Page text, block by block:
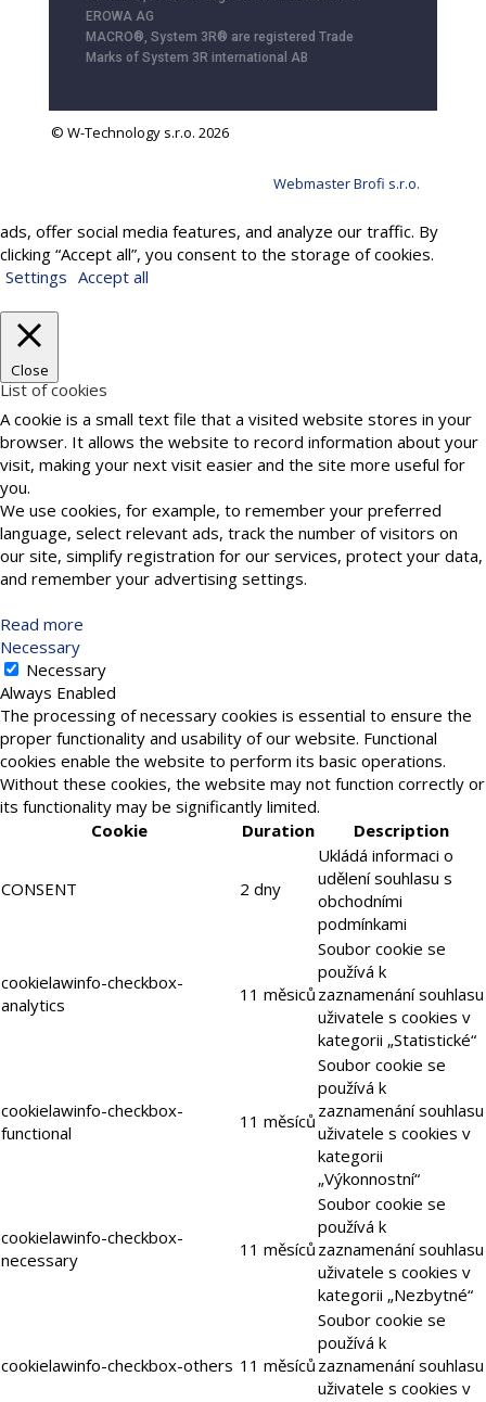
EROWA AG
MACRO®, System 3R® are registered Trade
Marks of System 3R international AB
© W-Technology s.r.o. 2026
Webmaster Brofi s.r.o.
ads, offer social media features, and analyze our traffic. By
clicking “Accept all”, you consent to the storage of cookies.
Settings Accept all
Close
List of cookies
A cookie is a small text file that a visited website stores in your
browser. It allows the website to record information about your
visit, making your next visit easier and the site more useful for
you.
We use cookies, for example, to remember your preferred
language, select relevant ads, track the number of visitors on
our site, simplify registration for our services, protect your data,
and remember your advertising settings.
Read more
Necessary
Necessary
Always Enabled
The processing of necessary cookies is essential to ensure the
proper functionality and usability of our website. Functional
cookies enable the website to perform its basic operations.
Without these cookies, the website may not function correctly or
its functionality may be significantly limited.
Cookie
Duration Description
CONSENT 2 dny
Ukládá informaci o
udělení souhlasu s
obchodními
podmínkami
cookielawinfo-checkbox-
analytics
11 měsiců
Soubor cookie se
používá k
zaznamenání souhlasu
uživatele s cookies v
kategorii „Statistické“
cookielawinfo-checkbox-
functional
11 měsíců
Soubor cookie se
používá k
zaznamenání souhlasu
uživatele s cookies v
kategorii
„Výkonnostní“
cookielawinfo-checkbox-
necessary
11 měsíců
Soubor cookie se
používá k
zaznamenání souhlasu
uživatele s cookies v
kategorii „Nezbytné“
cookielawinfo-checkbox-others 11 měsíců
Soubor cookie se
používá k
zaznamenání souhlasu
uživatele s cookies v